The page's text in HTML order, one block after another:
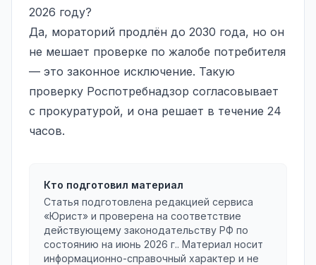
2026 году?
Да, мораторий продлён до 2030 года, но он
не мешает проверке по жалобе потребителя
— это законное исключение. Такую
проверку Роспотребнадзор согласовывает
с прокуратурой, и она решает в течение 24
часов.
Кто подготовил материал
Статья подготовлена редакцией сервиса
«Юрист» и проверена на соответствие
действующему законодательству РФ по
состоянию на июнь 2026 г.. Материал носит
информационно-справочный характер и не